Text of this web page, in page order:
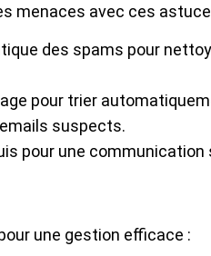
menaces avec ces
des spams pour
pour trier
suspects.
pour une communication
une gestion efficace :